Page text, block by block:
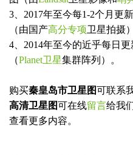
3、2017年至今每1-2个月更
（由国产高分专项卫星拍摄）
4、2014年至今的近乎每日
（Planet卫星集群阵列）。
购买秦皇岛市卫星图可联系
高清卫星图可在线留言给我
查看更多内容。